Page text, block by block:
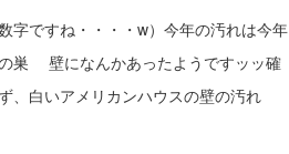
字ですね・・・・w）今年の汚れは今年
巣 壁になんかあったようですッッ確
、白いアメリカンハウスの壁の汚れ